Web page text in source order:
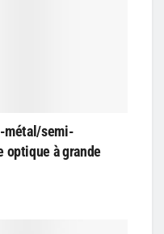
métal/semi-
optique à grande